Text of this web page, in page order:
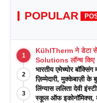
POPULAR
1
KühlTherm ने डेटा
Solutions लॉन्च किए
2
भारतीय एमेच्योर
ज़िम्मेदारी, मुक्केबाज़ी के
3
लिंग्यास ललिता देवी
स्कूल ऑफ इकोनॉमिक्स,